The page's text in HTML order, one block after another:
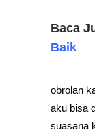
Baca
Baik
obrolan
aku bisa
suasana